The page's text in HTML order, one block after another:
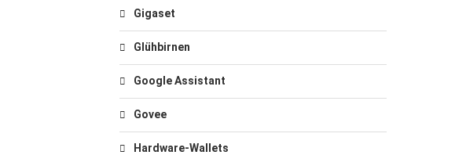
Gigaset
Glühbirnen
Google Assistant
Govee
Hardware-Wallets